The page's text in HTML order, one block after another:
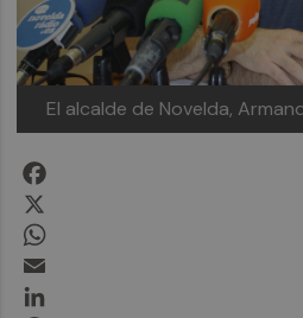
El alcalde de Novelda,